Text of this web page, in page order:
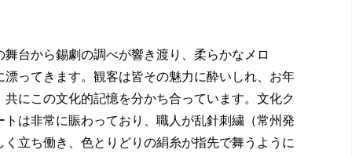
舞台から錫劇の調べが響き渡り、柔らかなメロ
漂ってきます。観客は皆その魅力に酔いしれ、お年
共にこの文化的記憶を分かち合っています。文化ク
トは非常に賑わっており、職人が乱針刺繍（常州発
く立ち働き、色とりどりの絹糸が指先で舞うように